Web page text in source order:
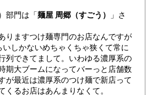
部門は「麺屋 周郷（すごう）
」さ
りますつけ麺専門のお店なんですが
いしかないめちゃくちゃ狭くて常に
列できてまして。いわゆる濃厚系の
期大ブームになってバーっと店舗数
が最近は濃厚系のつけ麺で新店って
くるお店はあんまりなくて。